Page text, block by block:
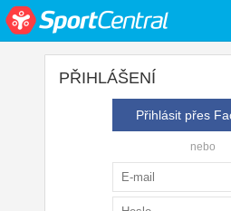
PŘIHLÁŠENÍ
Přihlásit přes
nebo